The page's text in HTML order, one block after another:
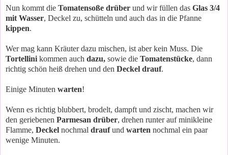
Nun kommt die Tomatensoße drüber und wir füllen das Glas 3/4
mit Wasser, Deckel zu, schütteln und auch das in die Pfanne
kippen.
Wer mag kann Kräuter dazu mischen, ist aber kein Muss. Die
Tortellini kommen auch dazu, sowie die Tomatenstücke, dann
richtig schön heiß drehen und den Deckel drauf.
Einige Minuten warten!
Wenn es richtig blubbert, brodelt, dampft und zischt, machen wir
den geriebenen Parmesan drüber, drehen runter auf minikleine
Flamme, Deckel nochmal draufund warten nochmal ein paar
wenige Minuten.